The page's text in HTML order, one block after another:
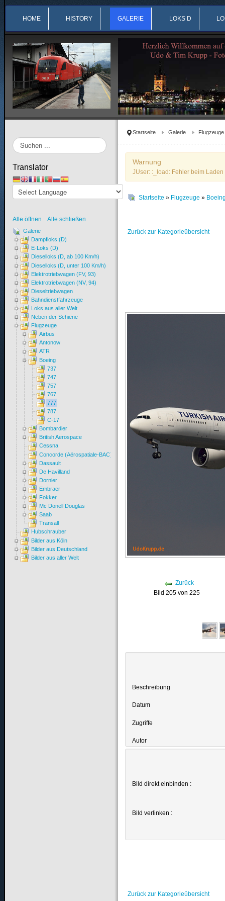
HOME HISTORY GALERIE LOKS D
Startseite Galerie Flugzeuge
Warnung
JUser: :_load: Fehler beim
Startseite » Flugzeuge »
Zurück zur Kategorieübersicht
Zurück
Bild 205 von 225
Beschreibung
Datum
Zugriffe
Autor
Bild direkt einbinden :
Bild verlinken :
Zurück zur Kategorieübersicht
Suchen
...
Translator
Alle öffnen Alle schließen
Galerie
Dampfloks (D)
E-Loks (D)
Dieselloks (D, ab 100 Km/h)
Dieselloks (D, unter 100 Km/h)
Elektrotriebwagen (FV, 93)
Elektrotriebwagen (NV, 94)
Dieseltriebwagen
Bahndienstfahrzeuge
Loks aus aller Welt
Neben der Schiene
Flugzeuge
Airbus
Antonow
ATR
Boeing
737
747
757
767
777
787
C-17
Bombardier
British Aerospace
Cessna
Concorde (Aérospatiale-BAC)
Dassault
De Havilland
Dornier
Embraer
Fokker
Mc Donell Douglas
Saab
Transall
Hubschrauber
Bilder aus Köln
Bilder aus Deutschland
Bilder aus aller Welt